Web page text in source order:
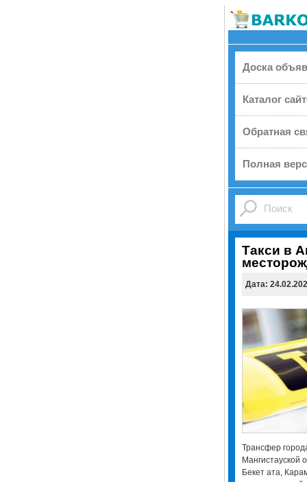
Доска
Каталог
Обратная
Полная
Такси в
Дата:
Трансфер
Мангистауской
Бекет ата,